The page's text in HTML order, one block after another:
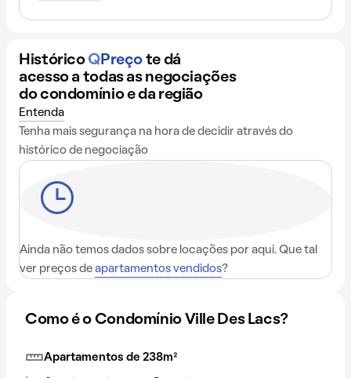
Histórico QPreço te dá
acesso a todas as negociações
do condomínio e da região
Entenda
Tenha mais segurança na hora de decidir através do
histórico de negociação
Ainda não temos dados sobre locações por aqui. Que tal
ver preços de apartamentos vendidos?
Como é o Condomínio Ville Des Lacs?
Apartamentos de 238m²